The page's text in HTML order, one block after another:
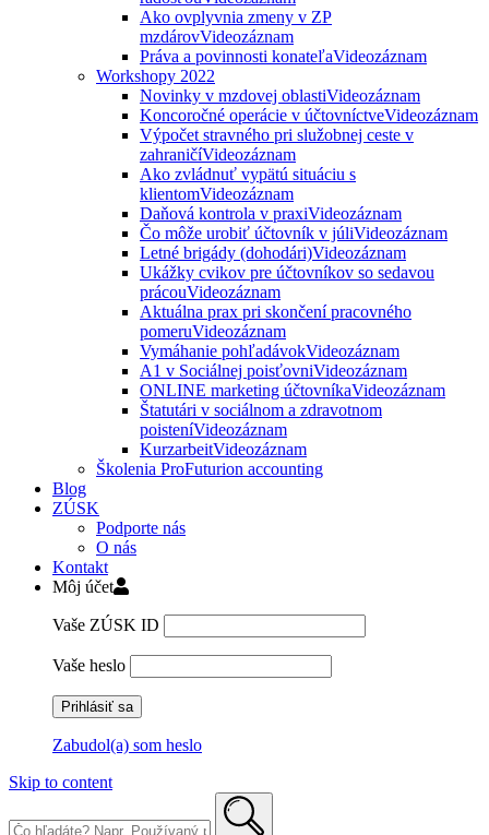
Ako ovplyvnia zmeny v ZP
mzdárovVideozáznam
Práva a povinnosti konateľaVideozáznam
Workshopy 2022
Novinky v mzdovej oblastiVideozáznam
Koncoročné operácie v účtovníctveVideozáznam
Výpočet stravného pri služobnej ceste v
zahraničíVideozáznam
Ako zvládnuť vypätú situáciu s
klientomVideozáznam
Daňová kontrola v praxiVideozáznam
Čo môže urobiť účtovník v júliVideozáznam
Letné brigády (dohodári)Videozáznam
Ukážky cvikov pre účtovníkov so sedavou
prácouVideozáznam
Aktuálna prax pri skončení pracovného
pomeruVideozáznam
Vymáhanie pohľadávokVideozáznam
A1 v Sociálnej poisťovniVideozáznam
ONLINE marketing účtovníkaVideozáznam
Štatutári v sociálnom a zdravotnom
poisteníVideozáznam
KurzarbeitVideozáznam
Školenia ProFuturion accounting
Blog
ZÚSK
Podporte nás
O nás
Kontakt
Môj účet
Vaše ZÚSK ID
Vaše heslo
Zabudol(a) som heslo
Skip to content